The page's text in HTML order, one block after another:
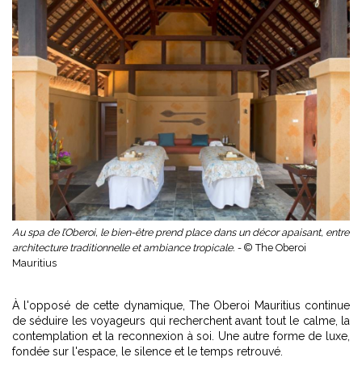
Au spa de l’Oberoi, le bien-être prend place dans un décor apaisant, entre
architecture traditionnelle et ambiance tropicale. - © The Oberoi
Mauritius
À l'opposé de cette dynamique, The Oberoi Mauritius continue
de séduire les voyageurs qui recherchent avant tout le calme, la
contemplation et la reconnexion à soi. Une autre forme de luxe,
fondée sur l'espace, le silence et le temps retrouvé.